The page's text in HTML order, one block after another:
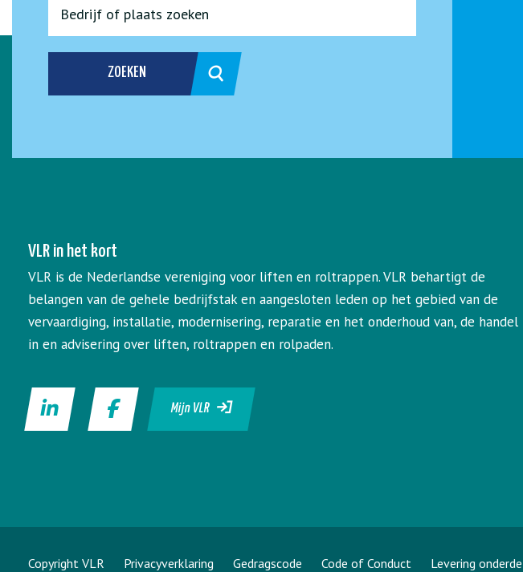
ZOEKEN
VLR in het kort
VLR is de Nederlandse vereniging voor liften en roltrappen. VLR behartigt de
belangen van de gehele bedrijfstak en aangesloten leden op het gebied van de
vervaardiging, installatie, modernisering, reparatie en het onderhoud van, de handel
in en advisering over liften, roltrappen en rolpaden.
Mijn VLR
Copyright VLR Privacyverklaring Gedragscode Code of Conduct Levering